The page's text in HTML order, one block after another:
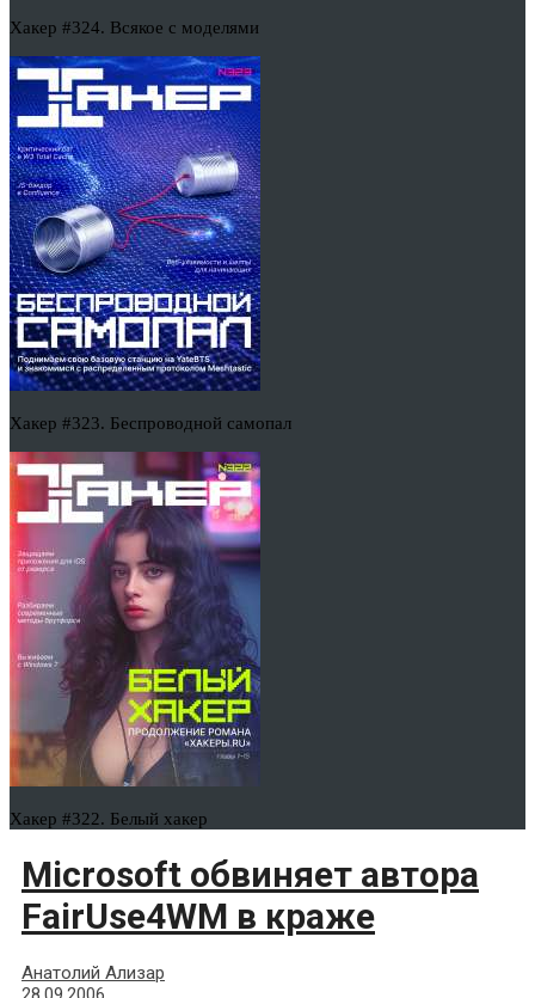
Хакер #324. Всякое с моделями
Хакер #323. Беспроводной самопал
Хакер #322. Белый хакер
Microsoft обвиняет автора
FairUse4WM в краже
Анатолий Ализар